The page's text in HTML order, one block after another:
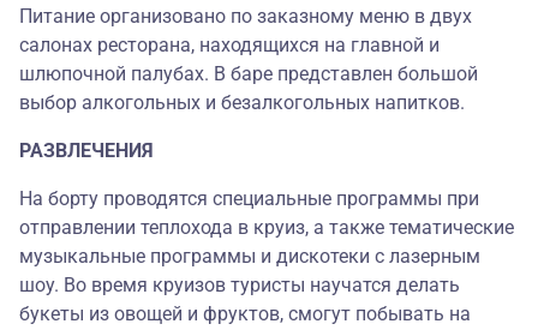
Питание организовано по заказному меню в двух
салонах ресторана, находящихся на главной и
шлюпочной палубах. В баре представлен большой
выбор алкогольных и безалкогольных напитков.
РАЗВЛЕЧЕНИЯ
На борту проводятся специальные программы при
отправлении теплохода в круиз, а также тематические
музыкальные программы и дискотеки с лазерным
шоу. Во время круизов туристы научатся делать
букеты из овощей и фруктов, смогут побывать на